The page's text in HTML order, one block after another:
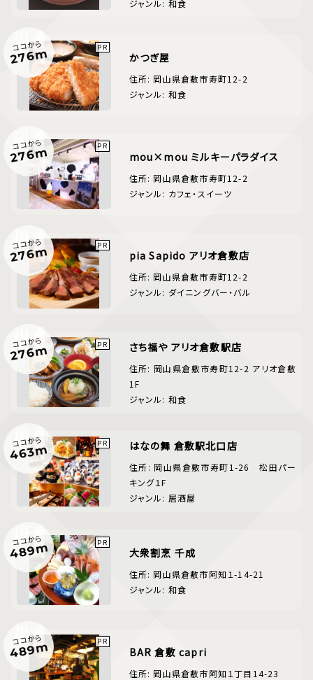
ジャンル: 和食
ココから
276m かつぎ屋
住所: 岡山県倉敷市寿町12-2
ジャンル: 和食
ココから
276m mou×mou ミルキーパラダイス
住所: 岡山県倉敷市寿町12-2
ジャンル: カフェ・スイーツ
ココから
276m pia Sapido アリオ倉敷店
住所: 岡山県倉敷市寿町12-2
ジャンル: ダイニングバー・バル
ココから
276m さち福や アリオ倉敷駅店
住所: 岡山県倉敷市寿町12-2 アリオ倉敷
1F
ジャンル: 和食
ココから
463m はなの舞 倉敷駅北口店
住所: 岡山県倉敷市寿町1-26 松田パー
キング１F
ジャンル: 居酒屋
ココから
489m 大衆割烹 千成
住所: 岡山県倉敷市阿知１-14-21
ジャンル: 和食
ココから
489m BAR 倉敷 capri
住所: 岡山県倉敷市阿知１丁目14-23